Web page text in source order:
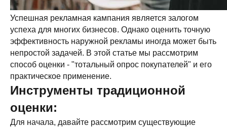
Успешная рекламная кампания является залогом
успеха для многих бизнесов. Однако оценить точную
эффективность наружной рекламы иногда может быть
непростой задачей. В этой статье мы рассмотрим
способ оценки - "тотальный опрос покупателей" и его
практическое применение.
Инструменты традиционной
оценки:
Для начала, давайте рассмотрим существующие